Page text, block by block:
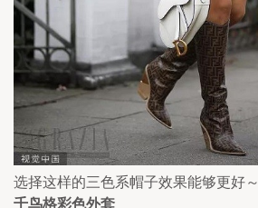
选择这样的三色系帽子效果能够更好～
千鸟格彩色外套